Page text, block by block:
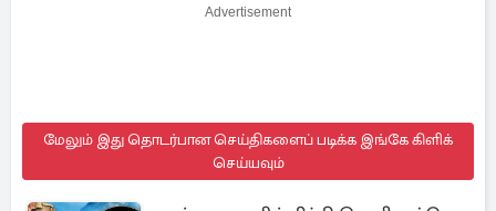
Advertisement
மேலும் இது தொடர்பான செய்திகளைப் படிக்க இங்கே கிளிக்
செய்யவும்